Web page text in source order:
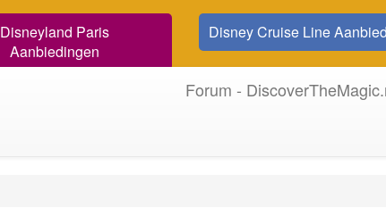
Disneyland Paris
Aanbiedingen
Disney Cruise Line
Forum -